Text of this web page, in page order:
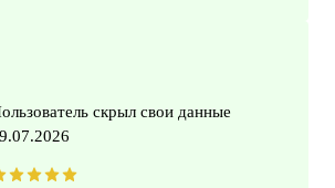
скрыл свои данные